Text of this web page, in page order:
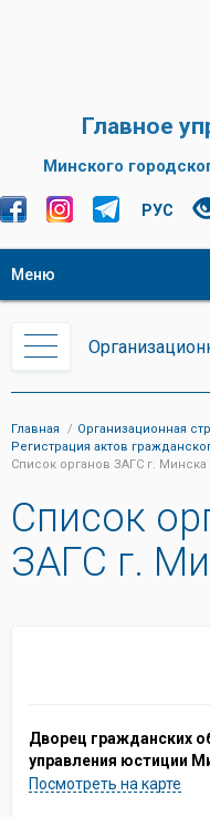
Главное
Минского
РУС
Меню
Главная
Организационная
Регистрация актов
Список органов ЗАГС г. Минска
Список
ЗАГС г.
Дворец гражданских
управления юстиции
Посмотреть на карте